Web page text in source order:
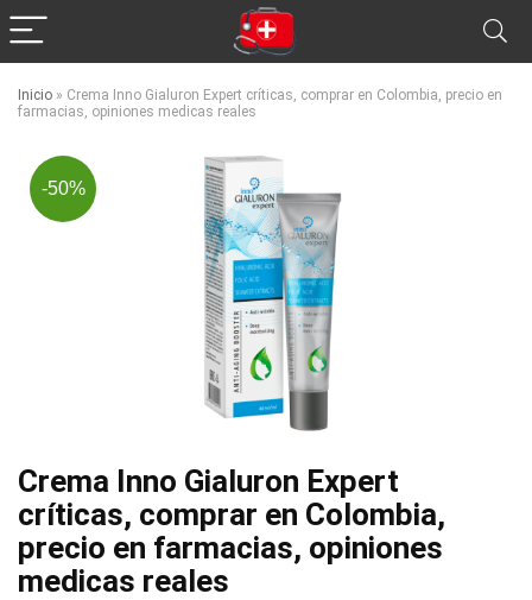
Inicio » Crema Inno Gialuron Expert críticas, comprar en Colombia, precio en
farmacias, opiniones medicas reales
-50%
Crema Inno Gialuron Expert
críticas, comprar en Colombia,
precio en farmacias, opiniones
medicas reales